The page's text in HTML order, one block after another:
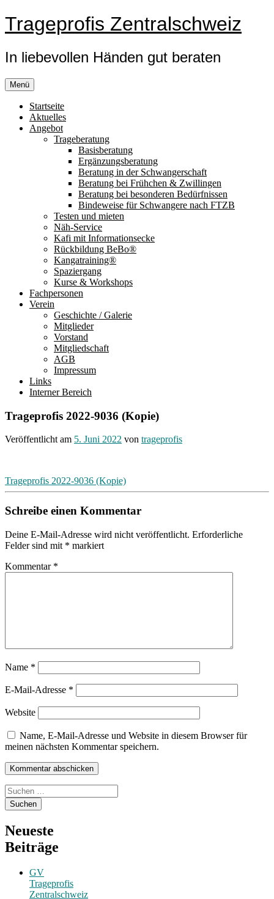
Zum
Inhalt
Trageprofis Zentralschweiz
In liebevollen Händen gut beraten
Menü
Startseite
Aktuelles
Angebot
Trageberatung
Basisberatung
Ergänzungsberatung
Beratung in der Schwangerschaft
Beratung bei Frühchen & Zwillingen
Beratung bei besonderen Bedürfnissen
Bindeweise für Schwangere nach FTZB
Testen und mieten
Näh-Service
Kafi mit Informationsecke
Rückbildung BeBo®
Kangatraining®
Spaziergang
Kurse & Workshops
Fachpersonen
Verein
Geschichte / Galerie
Mitglieder
Vorstand
Mitgliedschaft
AGB
Impressum
Links
Interner Bereich
Trageprofis 2022-9036 (Kopie)
Veröffentlicht am 5. Juni 2022 von trageprofis
Beitragsnavigation
Trageprofis 2022-9036 (Kopie)
Schreibe einen Kommentar
Deine E-Mail-Adresse wird nicht veröffentlicht. Erforderliche
Felder sind mit * markiert
Kommentar *
Name *
E-Mail-Adresse *
Website
Name, E-Mail-Adresse und Website in diesem Browser für
meinen nächsten Kommentar speichern.
Suchen
nach:
Neueste
Beiträge
GV
Trageprofis
Zentralschweiz